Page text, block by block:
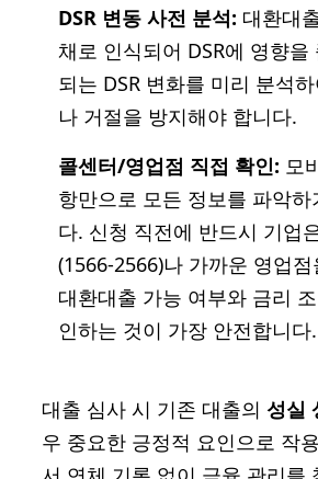
DSR 변동 사전 분석: 대환대
채로 인식되어 DSR에 영향을
되는 DSR 변화를 미리 분석
나 거절을 방지해야 합니다.
콜센터/영업점 직접 확인: 모
항만으로 모든 정보를 파악하
다. 신청 직전에 반드시 기업
(1566-2566)나 가까운 영업
대환대출 가능 여부와 금리
인하는 것이 가장 안전합니다.
대출 심사 시 기존 대출의성실
우 중요한 긍정적 요인으로 작